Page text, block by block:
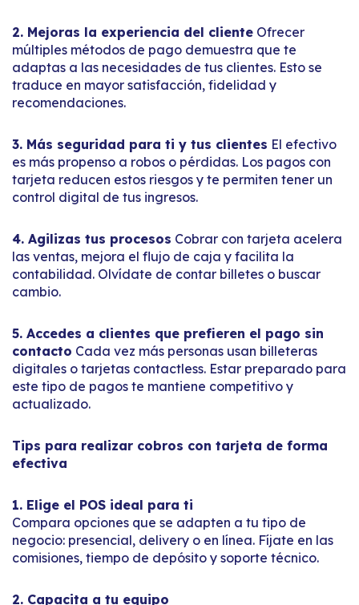
2. Mejoras la experiencia del cliente Ofrecer
múltiples métodos de pago demuestra que te
adaptas a las necesidades de tus clientes. Esto se
traduce en mayor satisfacción, fidelidad y
recomendaciones.
3. Más seguridad para ti y tus clientes El efectivo
es más propenso a robos o pérdidas. Los pagos con
tarjeta reducen estos riesgos y te permiten tener un
control digital de tus ingresos.
4. Agilizas tus procesos Cobrar con tarjeta acelera
las ventas, mejora el flujo de caja y facilita la
contabilidad. Olvídate de contar billetes o buscar
cambio.
5. Accedes a clientes que prefieren el pago sin
contacto Cada vez más personas usan billeteras
digitales o tarjetas contactless. Estar preparado para
este tipo de pagos te mantiene competitivo y
actualizado.
Tips para realizar cobros con tarjeta de forma
efectiva
1. Elige el POS ideal para ti
Compara opciones que se adapten a tu tipo de
negocio: presencial, delivery o en línea. Fíjate en las
comisiones, tiempo de depósito y soporte técnico.
2. Capacita a tu equipo